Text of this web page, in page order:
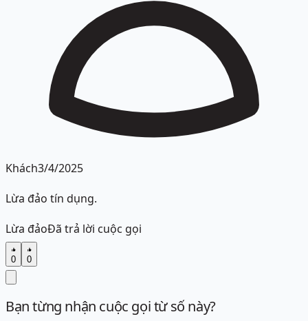
Khách3/4/2025
Lừa đảo tín dụng.
Lừa đảoĐã trả lời cuộc gọi
0 0
Bạn từng nhận cuộc gọi từ số này?